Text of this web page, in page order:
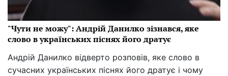
"Чути не можу": Андрій Данилко зізнався, яке
слово в українських піснях його дратує
Андрій Данилко відверто розповів, яке слово в
сучасних українських піснях його дратує і чому